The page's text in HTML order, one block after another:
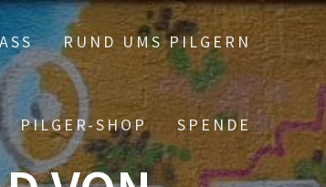
RUND UMS PILGERN
PILGER-SHOP SPENDE